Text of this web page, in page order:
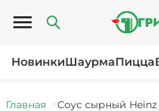
Открыть меню
НовинкиШаурмаПицца
Главная Соус сырный Heinz